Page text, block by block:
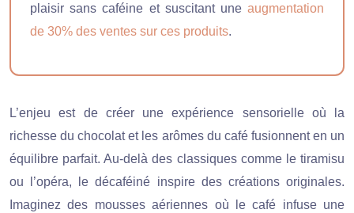
plaisir sans caféine et suscitant une augmentation
de 30% des ventes sur ces produits.
L’enjeu est de créer une expérience sensorielle où la
richesse du chocolat et les arômes du café fusionnent en un
équilibre parfait. Au-delà des classiques comme le tiramisu
ou l’opéra, le décaféiné inspire des créations originales.
Imaginez des mousses aériennes où le café infuse une